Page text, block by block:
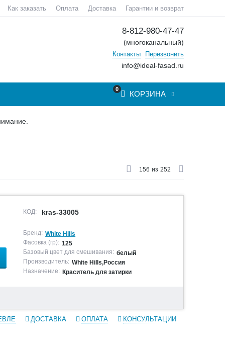
Как заказать Оплата Доставка Гарантии и возврат
8-812-980-47-47
(многоканальный)
Контакты Перезвонить
info@ideal-fasad.ru
0
КОРЗИНА
156 из 252
КОД: kras-33005
Бренд: White Hills
Фасовка (гр): 125
Базовый цвет для смешивания: белый
Производитель: White Hills,Россия
Назначение: Краситель для затирки
ДОСТАВКА ОПЛАТА КОНСУЛЬТАЦИИ